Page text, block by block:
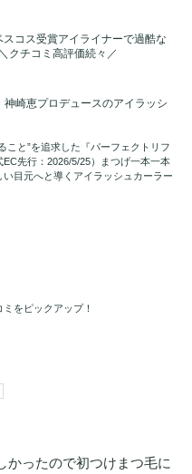
スコス受賞アイライナーで過酷な
クチコミ高評価続々／
崎恵プロデュースのアイラッシ
こと”を追求した『パーフェクトリフ
先行：2026/5/25）まつげ一本一本
目元へと導くアイラッシュカーラー
をピックアップ！
かったので初つけまつ毛に